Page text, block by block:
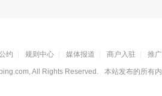
约 规则中心 媒体报道 商户入驻 推
All Rights Reserved. 本站发布的所有